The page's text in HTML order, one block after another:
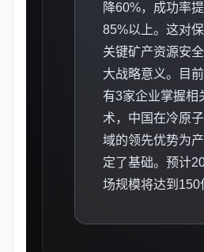
降60%，成功率
85%以上。这对
关键矿产资源安
大战略意义。目
有3家企业掌握相
术，中国在冷原
域的领先优势为
定了基础。预计
场规模将达到150